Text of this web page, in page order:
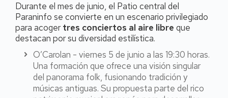
Durante el mes de junio, el Patio central del
Paraninfo se convierte en un escenario privilegiado
para acoger tres conciertos al aire libre que
destacan por su diversidad estilística.
O’Carolan - viernes 5 de junio a las 19:30 horas.
Una formación que ofrece una visión singular
del panorama folk, fusionando tradición y
músicas antiguas. Su propuesta parte del rico